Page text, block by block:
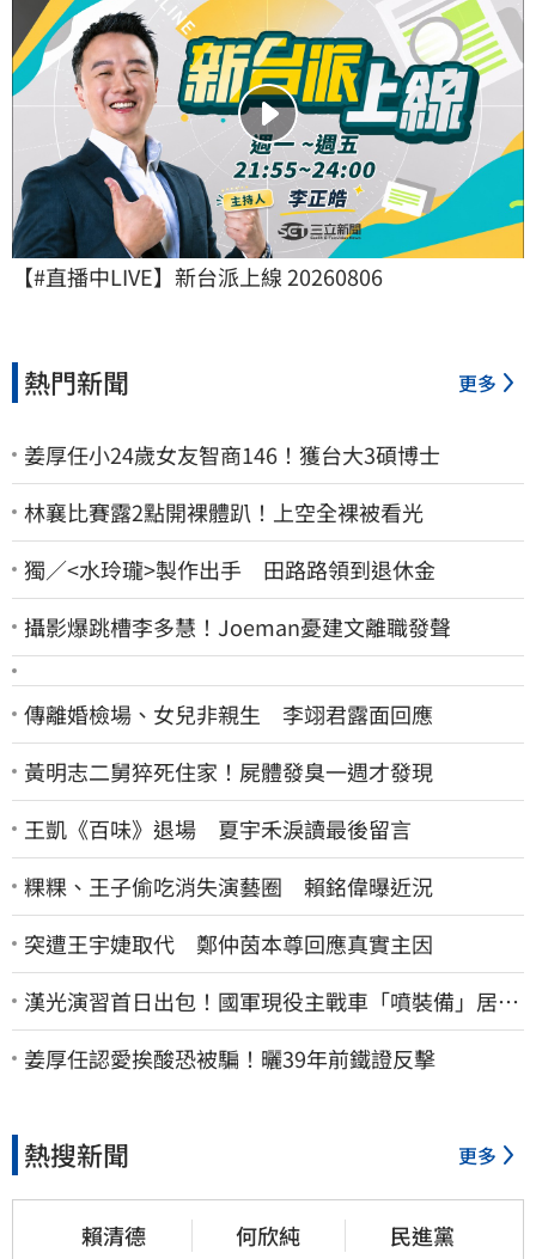
【#直播中LIVE】新台派上線 20260806
熱門新聞 更多
姜厚任小24歲女友智商146！獲台大3碩博士
林襄比賽露2點開裸體趴！上空全裸被看光
獨／<水玲瓏>製作出手 田路路領到退休金
攝影爆跳槽李多慧！Joeman憂建文離職發聲
傳離婚檢場、女兒非親生 李翊君露面回應
黃明志二舅猝死住家！屍體發臭一週才發現
王凱《百味》退場 夏宇禾淚讀最後留言
粿粿、王子偷吃消失演藝圈 賴銘偉曝近況
突遭王宇婕取代 鄭仲茵本尊回應真實主因
漢光演習首日出包！國軍現役主戰車「噴裝備」居民
撿到零件…軍方說話了
姜厚任認愛挨酸恐被騙！曬39年前鐵證反擊
熱搜新聞 更多
賴清德 何欣純 民進黨